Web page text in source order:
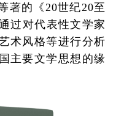
著的《20世纪20至
过对代表性文学家
术风格等进行分析
主要文学思想的缘